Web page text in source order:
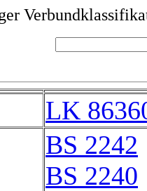
LK
BS 2242
BS 2240